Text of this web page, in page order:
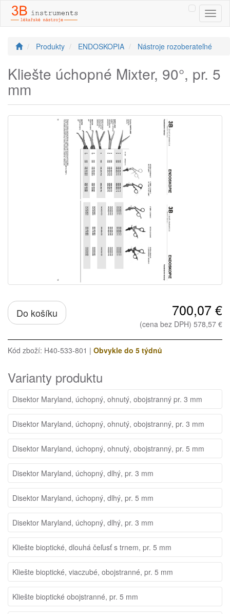
Produkty ENDOSKOPIA Nástroje rozoberateľné
Kliešte úchopné Mixter, 90°, pr. 5
mm
Do košíku 700,07 €
(cena bez DPH) 578,57 €
Kód zboží: H40-533-801 | Obvykle do 5 týdnů
Varianty produktu
Disektor Maryland, úchopný, ohnutý, obojstranný pr. 3 mm
Disektor Maryland, úchopný, ohnutý, obojstranný, pr. 3 mm
Disektor Maryland, úchopný, ohnutý, obojstranný, pr. 5 mm
Disektor Maryland, úchopný, dlhý, pr. 3 mm
Disektor Maryland, úchopný, dlhý, pr. 5 mm
Disektor Maryland, úchopný, dlhý, pr. 3 mm
Kliešte bioptické, dlouhá čeľusť s trnem, pr. 5 mm
Kliešte bioptické, viaczubé, obojstranné, pr. 5 mm
Kliešte bioptické obojstranné, pr. 5 mm